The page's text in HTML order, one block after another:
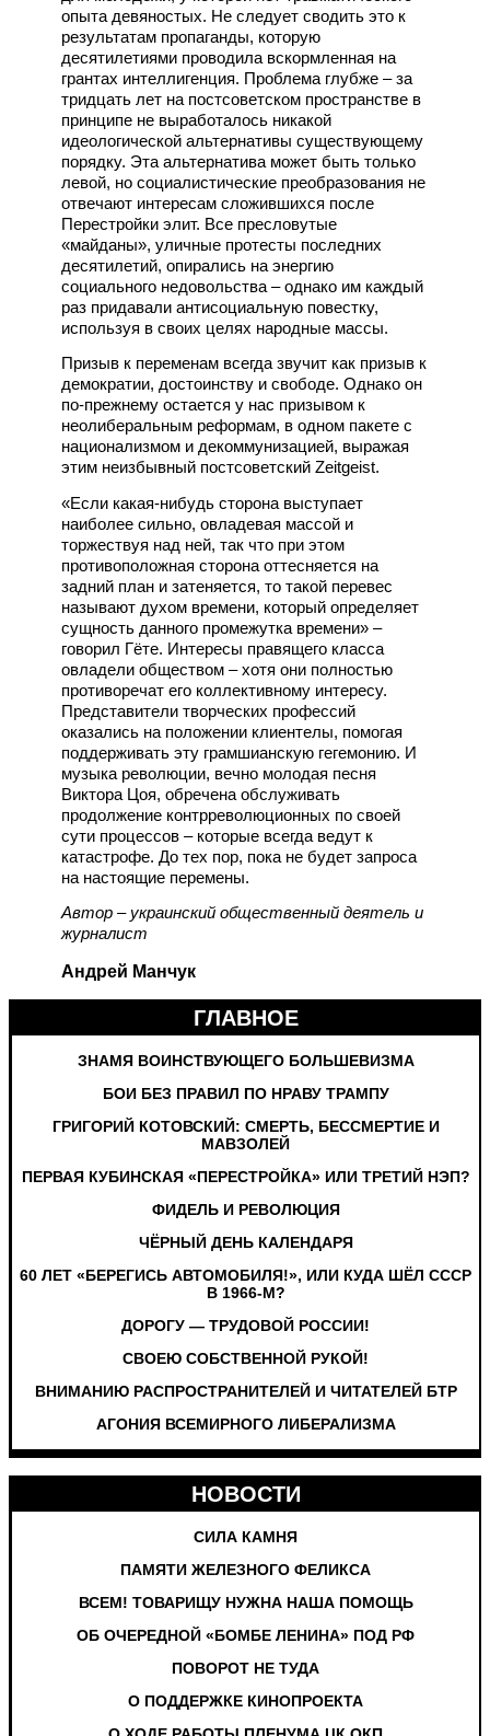
опыта девяностых. Не следует сводить это к
результатам пропаганды, которую
десятилетиями проводила вскормленная на
грантах интеллигенция. Проблема глубже – за
тридцать лет на постсоветском пространстве в
принципе не выработалось никакой
идеологической альтернативы существующему
порядку. Эта альтернатива может быть только
левой, но социалистические преобразования не
отвечают интересам сложившихся после
Перестройки элит. Все пресловутые
«майданы», уличные протесты последних
десятилетий, опирались на энергию
социального недовольства – однако им каждый
раз придавали антисоциальную повестку,
используя в своих целях народные массы.
Призыв к переменам всегда звучит как призыв к
демократии, достоинству и свободе. Однако он
по-прежнему остается у нас призывом к
неолиберальным реформам, в одном пакете с
национализмом и декоммунизацией, выражая
этим неизбывный постсоветский Zeitgeist.
«Если какая-нибудь сторона выступает
наиболее сильно, овладевая массой и
торжествуя над ней, так что при этом
противоположная сторона оттесняется на
задний план и затеняется, то такой перевес
называют духом времени, который определяет
сущность данного промежутка времени» –
говорил Гёте. Интересы правящего класса
овладели обществом – хотя они полностью
противоречат его коллективному интересу.
Представители творческих профессий
оказались на положении клиентелы, помогая
поддерживать эту грамшианскую гегемонию. И
музыка революции, вечно молодая песня
Виктора Цоя, обречена обслуживать
продолжение контрреволюционных по своей
сути процессов – которые всегда ведут к
катастрофе. До тех пор, пока не будет запроса
на настоящие перемены.
Автор – украинский общественный деятель и
журналист
Андрей Манчук
ГЛАВНОЕ
ЗНАМЯ ВОИНСТВУЮЩЕГО БОЛЬШЕВИЗМА
БОИ БЕЗ ПРАВИЛ ПО НРАВУ ТРАМПУ
ГРИГОРИЙ КОТОВСКИЙ: СМЕРТЬ, БЕССМЕРТИЕ И
МАВЗОЛЕЙ
ПЕРВАЯ КУБИНСКАЯ «ПЕРЕСТРОЙКА» ИЛИ ТРЕТИЙ НЭП?
ФИДЕЛЬ И РЕВОЛЮЦИЯ
ЧЁРНЫЙ ДЕНЬ КАЛЕНДАРЯ
60 ЛЕТ «БЕРЕГИСЬ АВТОМОБИЛЯ!», ИЛИ КУДА ШЁЛ СССР
В 1966-М?
ДОРОГУ — ТРУДОВОЙ РОССИИ!
СВОЕЮ СОБСТВЕННОЙ РУКОЙ!
ВНИМАНИЮ РАСПРОСТРАНИТЕЛЕЙ И ЧИТАТЕЛЕЙ БТР
АГОНИЯ ВСЕМИРНОГО ЛИБЕРАЛИЗМА
НОВОСТИ
СИЛА КАМНЯ
ПАМЯТИ ЖЕЛЕЗНОГО ФЕЛИКСА
ВСЕМ! ТОВАРИЩУ НУЖНА НАША ПОМОЩЬ
ОБ ОЧЕРЕДНОЙ «БОМБЕ ЛЕНИНА» ПОД РФ
ПОВОРОТ НЕ ТУДА
О ПОДДЕРЖКЕ КИНОПРОЕКТА